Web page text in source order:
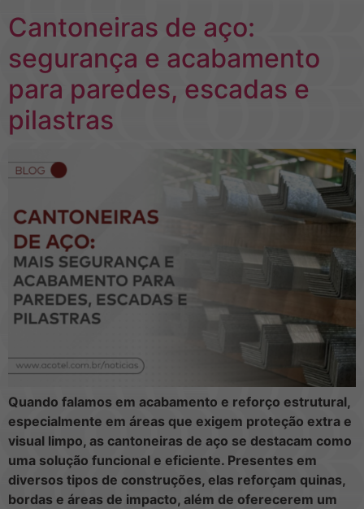
Cantoneiras de aço:
segurança e acabamento
para paredes, escadas e
pilastras
Quando falamos em acabamento e reforço estrutural,
especialmente em áreas que exigem proteção extra e
visual limpo, as cantoneiras de aço se destacam como
uma solução funcional e eficiente. Presentes em
diversos tipos de construções, elas reforçam quinas,
bordas e áreas de impacto, além de oferecerem um